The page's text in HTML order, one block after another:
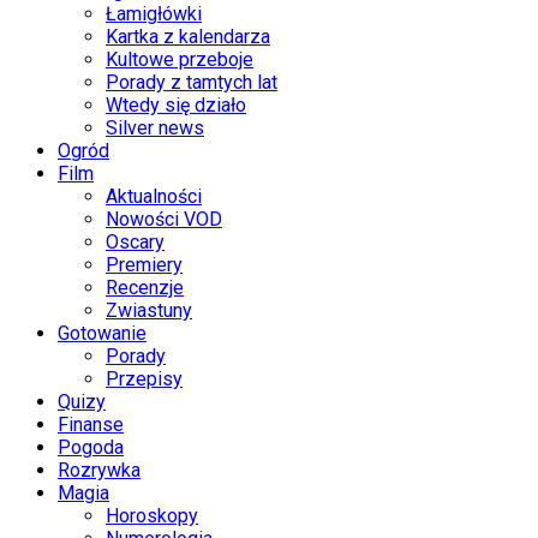
Łamigłówki
Kartka z kalendarza
Kultowe przeboje
Porady z tamtych lat
Wtedy się działo
Silver news
Ogród
Film
Aktualności
Nowości VOD
Oscary
Premiery
Recenzje
Zwiastuny
Gotowanie
Porady
Przepisy
Quizy
Finanse
Pogoda
Rozrywka
Magia
Horoskopy